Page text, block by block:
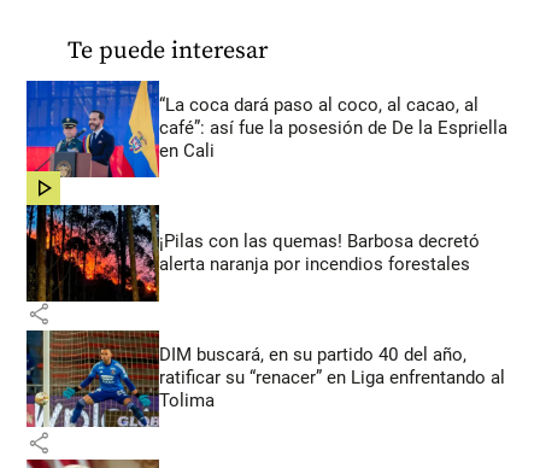
Te puede interesar
“La coca dará paso al coco, al cacao, al
café”: así fue la posesión de De la Espriella
en Cali
share
¡Pilas con las quemas! Barbosa decretó
alerta naranja por incendios forestales
share
DIM buscará, en su partido 40 del año,
ratificar su “renacer” en Liga enfrentando al
Tolima
share